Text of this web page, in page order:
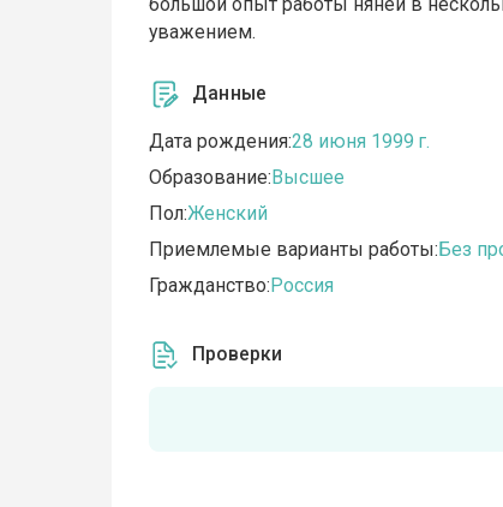
уважением.
Данные
Дата рождения:28 июня 1999 г.
Образование:Высшее
Пол:Женский
Приемлемые варианты работы:Без
Гражданство:Россия
Проверки